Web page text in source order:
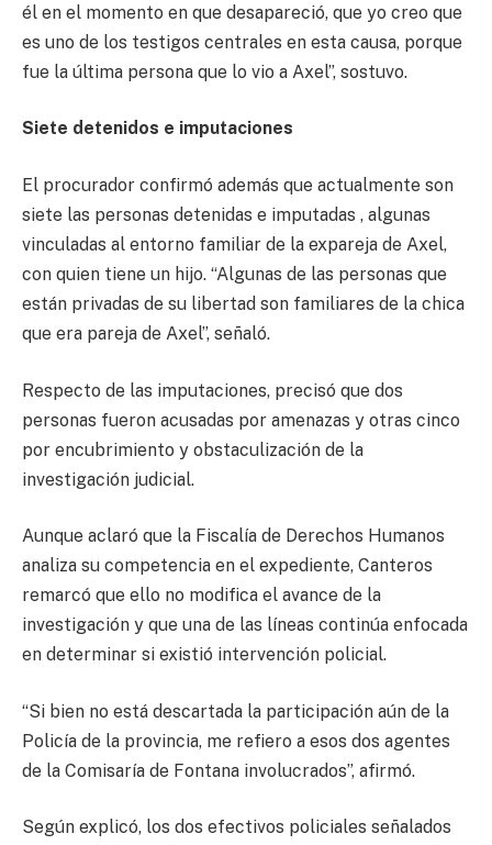
él en el momento en que desapareció, que yo creo que
es uno de los testigos centrales en esta causa, porque
fue la última persona que lo vio a Axel”, sostuvo.
Siete detenidos e imputaciones
El procurador confirmó además que actualmente son
siete las personas detenidas e imputadas , algunas
vinculadas al entorno familiar de la expareja de Axel,
con quien tiene un hijo. “Algunas de las personas que
están privadas de su libertad son familiares de la chica
que era pareja de Axel”, señaló.
Respecto de las imputaciones, precisó que dos
personas fueron acusadas por amenazas y otras cinco
por encubrimiento y obstaculización de la
investigación judicial.
Aunque aclaró que la Fiscalía de Derechos Humanos
analiza su competencia en el expediente, Canteros
remarcó que ello no modifica el avance de la
investigación y que una de las líneas continúa enfocada
en determinar si existió intervención policial.
“Si bien no está descartada la participación aún de la
Policía de la provincia, me refiero a esos dos agentes
de la Comisaría de Fontana involucrados”, afirmó.
Según explicó, los dos efectivos policiales señalados